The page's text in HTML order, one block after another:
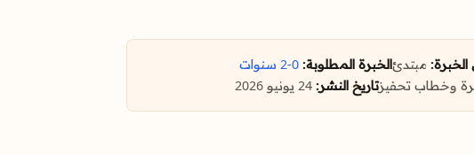
مبتدئالخبرة المطلوبة: 0-2 سنوات
وخطاب تحفيزتاريخ النشر: